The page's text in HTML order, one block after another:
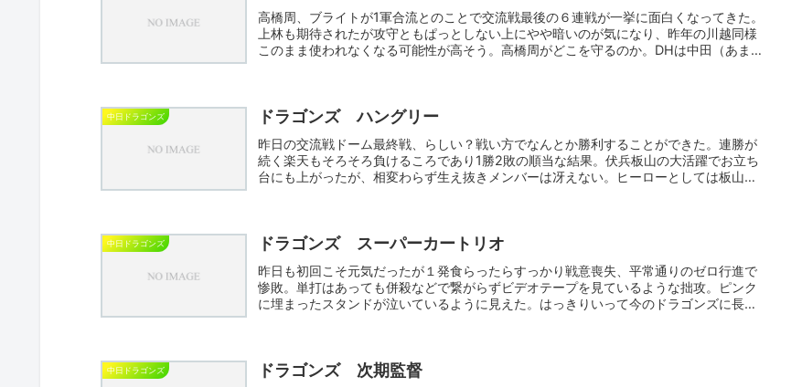
高橋周、ブライトが1軍合流とのことで交流戦最後の６連戦が一挙に面白くなってきた。
上林も期待されたが攻守ともぱっとしない上にやや暗いのが気になり、昨年の川越同様
このまま使われなくなる可能性が高そう。高橋周がどこを守るのか。DHは中田（あまり
中日ドラゴンズ ドラゴンズ ハングリー
昨日の交流戦ドーム最終戦、らしい？戦い方でなんとか勝利することができた。連勝が
続く楽天もそろそろ負けるころであり1勝2敗の順当な結果。伏兵板山の大活躍でお立ち
台にも上がったが、相変わらず生え抜きメンバーは冴えない。ヒーローとしては板山の
中日ドラゴンズ ドラゴンズ スーパーカートリオ
昨日も初回こそ元気だったが１発食らったらすっかり戦意喪失、平常通りのゼロ行進で
惨敗。単打はあっても併殺などで繋がらずビデオテープを見ているような拙攻。ピンク
に埋まったスタンドが泣いているように見えた。はっきりいって今のドラゴンズに長打
中日ドラゴンズ ドラゴンズ 次期監督